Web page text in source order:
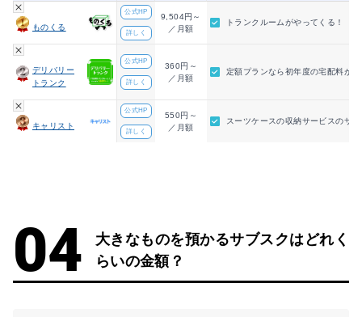
ものくる
公式HP
詳しく
9,504円～
／月額
トランクルームがやってくる！
デリバリー
トランク
公式HP
詳しく
360円～
／月額
定額プランなら初年度の宅配料が1
キャリスト
公式HP
詳しく
550円～
／月額
スーツケースの収納サービスのサ
大きなものを預かるサブスクはどれく
らいの金額？